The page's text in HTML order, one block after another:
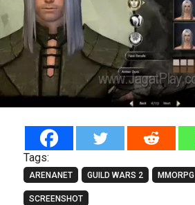
Tags:
ARENANET GUILD WARS 2 MMORPG
SCREENSHOT